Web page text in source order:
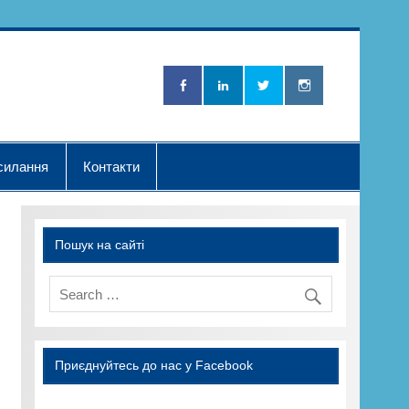
Хвилька"
Контакти
Пошук на сайті
Приєднуйтесь до нас у Facebook